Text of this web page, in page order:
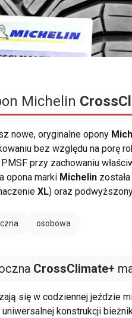
Michelin
nowe, oryginalne opony
bez względu na porę
przy zachowaniu
opona marki Michelin
XL) oraz
osobowa
CrossClimate+
się w codziennej jeździe
konstrukcji